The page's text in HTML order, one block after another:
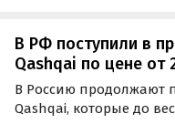
В РФ поступили в
Qashqai по цене от
В Россию продолжают
Qashqai, которые до